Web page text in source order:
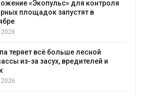
Новый порядок расчёта нарушений квот
на промышленные выбросы может
появиться в ближайшее время
В Ирбите начнут расчистку Ницы после
рекордного дождевого паводка
Авг 6, 2026